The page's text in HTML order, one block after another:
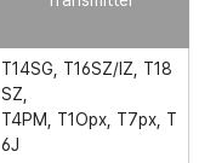
T14SG, T16SZ/IZ, T18
SZ,
T4PM, T1Opx, T7px, T
6J